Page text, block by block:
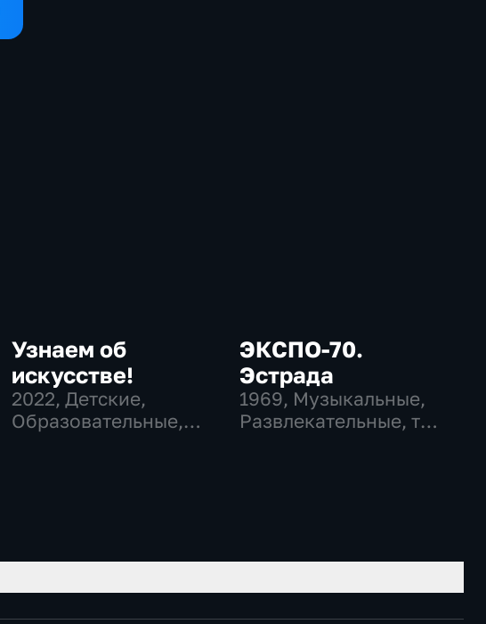
Узнаем об
искусстве!
2022, Детские,
Образовательные,
ЭКСПО-70.
Эстрада
1969, Музыкальные,
Развлекательные, тВ